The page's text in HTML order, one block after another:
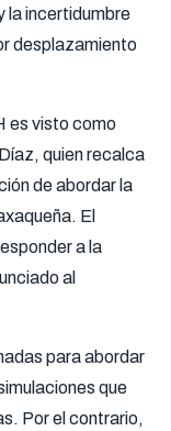
la incertidumbre
desplazamiento
es visto como
quien recalca
de abordar la
El
a la
al
para abordar
que
Por el contrario,